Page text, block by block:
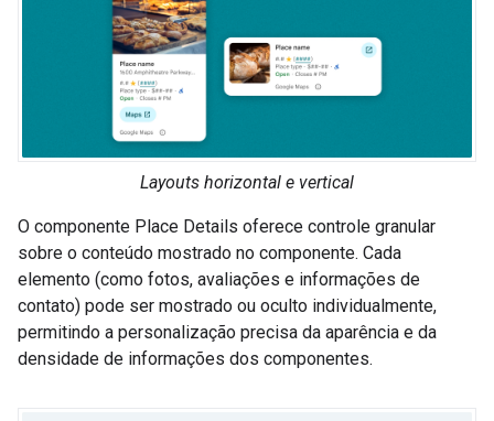
Layouts horizontal e vertical
O componente Place Details oferece controle granular
sobre o conteúdo mostrado no componente. Cada
elemento (como fotos, avaliações e informações de
contato) pode ser mostrado ou oculto individualmente,
permitindo a personalização precisa da aparência e da
densidade de informações dos componentes.